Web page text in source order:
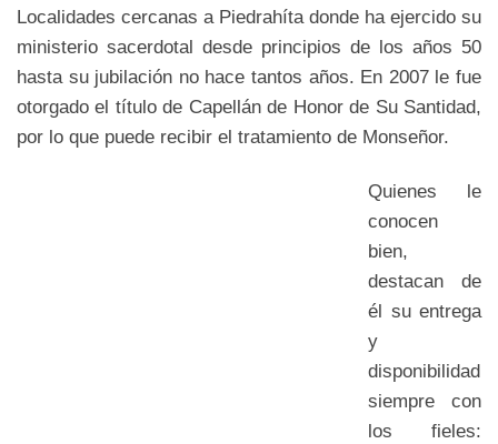
Localidades cercanas a Piedrahíta donde ha ejercido su
ministerio sacerdotal desde principios de los años 50
hasta su jubilación no hace tantos años. En 2007 le fue
otorgado el título de Capellán de Honor de Su Santidad,
por lo que puede recibir el tratamiento de Monseñor.
Quienes le
conocen
bien,
destacan de
él su entrega
y
disponibilidad
siempre con
los fieles: